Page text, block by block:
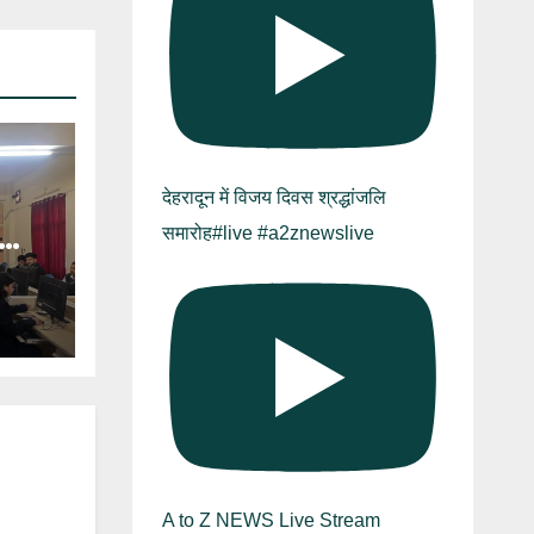
देहरादून में विजय दिवस श्रद्धांजलि
समारोह#live #a2znewslive
A to Z NEWS Live Stream